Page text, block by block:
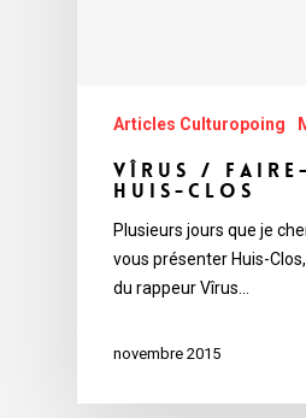
Articles Culturopoing
Vîrus /
Huis-clos
Plusieurs jours que je
vous présenter Huis-
du rappeur Vîrus…
novembre 2015